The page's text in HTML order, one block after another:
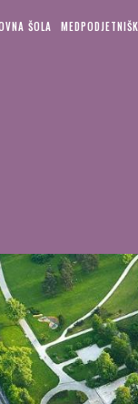
ŠOLA